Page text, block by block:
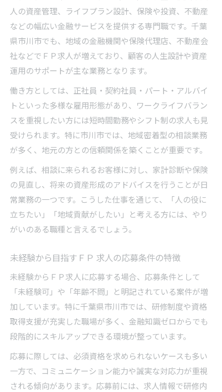
ート
ファイナンシャルプランナー 求人の働きや
すさと注意点
40代・50代未経験でも応募できるＦＰ 求人
パートやアルバイトで始めるＦＰ 求人のメ
リット
ワークライフバランス重視のＦＰ求人選び
ワークライフバランス重視のＦＰ 求人の見
ＦＰ 求人で柔軟な働き方が可能な理由とは
未経験から始めるＦＰ 求人でのプライベー
ト充実法
アルバイト・パートのＦＰ 求人で無理なく
子育て世代も安心なＦＰ 求人のシフト対応
例
未経験歓迎のＦＰ求人で新たなキャリア構築を
未経験歓迎のＦＰ 求人で必要な心構えと準
備
ファイナンシャルプランナー 求人のキャリ
アパス例
ＦＰ 求人で資格取得を目指すメリットと実
際
人の資産管理、ライフプラン設計、保険や投資、不動産
などの幅広い金融サービスを提供する専門職です。千葉
県市川市でも、地域の金融機関や保険代理店、不動産会
社などでＦＰ求人が増えており、顧客の人生設計や資産
運用のサポートが主な業務となります。
働き方としては、正社員・契約社員・パート・アルバイ
トといった多様な雇用形態があり、ワークライフバラン
スを重視したい方には短時間勤務やシフト制の求人も見
受けられます。特に市川市では、地域密着型の相談業務
が多く、地元の方との信頼関係を築くことが重要です。
例えば、相談に来られるお客様に対し、家計診断や保険
の見直し、将来の資産形成のアドバイスを行うことが日
常業務の一つです。こうした仕事を通じて、「人の役に
立ちたい」「地域貢献がしたい」と考える方には、やり
がいのある職種と言えるでしょう。
未経験から目指すＦＰ 求人の応募条件の特徴
未経験からＦＰ求人に応募する場合、応募条件として
「未経験可」や「年齢不問」と明記されている案件が増
加しています。特に千葉県市川市では、研修制度や資格
取得支援が充実した職場が多く、金融知識ゼロからでも
段階的にスキルアップできる環境が整っています。
応募に際しては、必須資格を求められないケースも多い
一方で、コミュニケーション能力や誠実な対応力が重視
される傾向があります。応募前には、求人情報で研修内